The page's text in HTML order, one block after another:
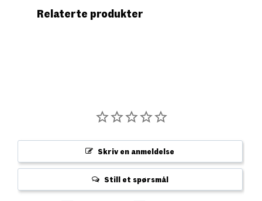
Relaterte produkter
Skriv en anmeldelse
Still et spørsmål